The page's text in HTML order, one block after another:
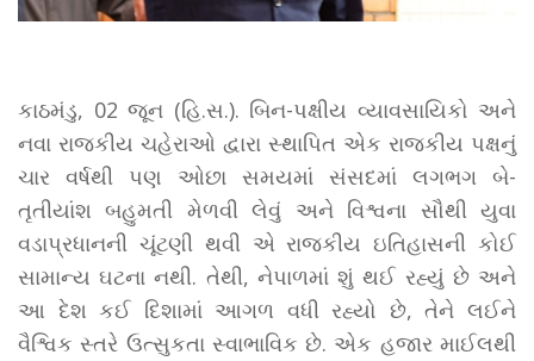
કાઠમંડુ, 02 જૂન (હિ.સ.). બિન-પક્ષીય વ્યાવસાયિકો અને
નવા રાજકીય ચહેરાઓ દ્વારા સ્થાપિત એક રાજકીય પક્ષનું
ચાર વર્ષથી પણ ઓછા સમયમાં સંસદમાં લગભગ બે-
તૃતીયાંશ બહુમતી મેળવી લેવું અને વિશ્વના સૌથી યુવા
વડાપ્રધાનની ચૂંટણી થવી એ રાજકીય ઇતિહાસની કોઈ
સામાન્ય ઘટના નથી. તેથી, નેપાળમાં શું થઈ રહ્યું છે અને
આ દેશ કઈ દિશામાં આગળ વધી રહ્યો છે, તેને લઈને
વૈશ્વિક સ્તરે ઉત્સુકતા સ્વાભાવિક છે. એક હજાર માઈલથી